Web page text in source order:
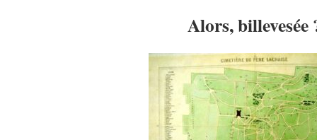
Alors, billevesée